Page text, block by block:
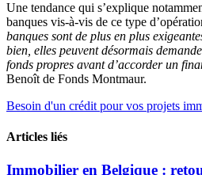
Une tendance qui s’explique
banques vis-à-vis de ce type
banques sont de plus en plus
bien, elles peuvent désormais
fonds propres avant d’accorder un
Benoît de Fonds Montmaur.
Besoin d'un crédit pour vos projets
Articles liés
Immobilier en Belgique :